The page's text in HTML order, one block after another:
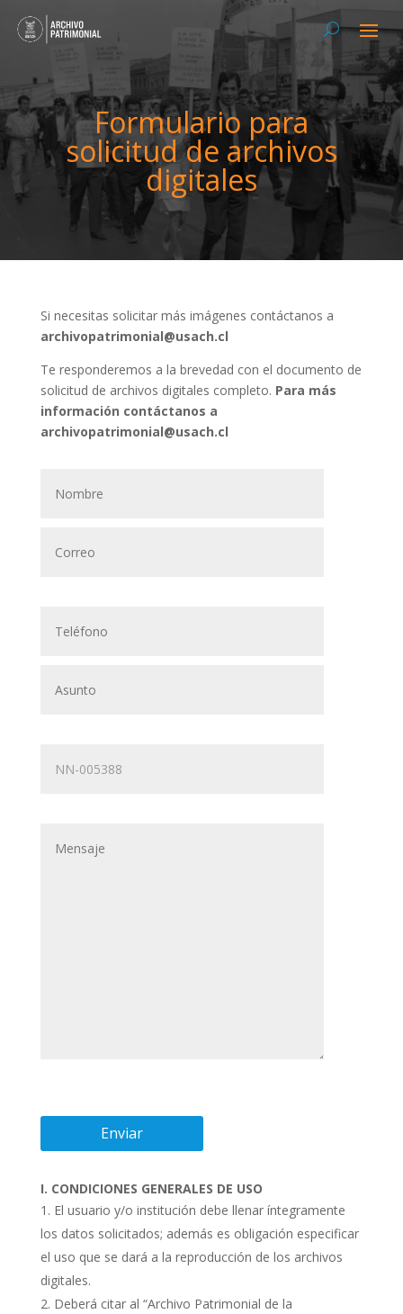
Formulario para
solicitud de archivos
digitales
Si necesitas solicitar más imágenes contáctanos a
archivopatrimonial@usach.cl
Te responderemos a la brevedad con el documento de
solicitud de archivos digitales completo. Para más
información contáctanos a
archivopatrimonial@usach.cl
I. CONDICIONES GENERALES DE USO
El usuario y/o institución debe llenar íntegramente
los datos solicitados; además es obligación especificar
el uso que se dará a la reproducción de los archivos
digitales.
Deberá citar al “Archivo Patrimonial de la